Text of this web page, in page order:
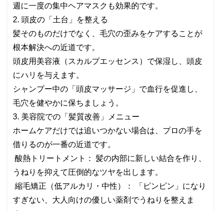
週に一度の集中ヘアマスクも効果的です。
2. 頭皮の「土台」を整える
髪そのものだけでなく、毛穴の歪みをケアすることが
根本解決への近道です。
頭皮用美容液（スカルプエッセンス）で保湿し、頭皮
にハリを与えます。
シャンプー中の「頭皮マッサージ」で血行を促進し、
毛穴を健やかに保ちましょう。
3. 美容院での「髪質改善」メニュー
ホームケアだけでは追いつかない場合は、プロの手を
借りるのが一番の近道です。
酸熱トリートメント： 髪の内部に新しい結合を作り、
うねりを抑えて圧倒的なツヤを出します。
縮毛矯正（低アルカリ・中性）： 「ピンピン」になり
すぎない、大人向けの優しい薬剤でうねりを整えま